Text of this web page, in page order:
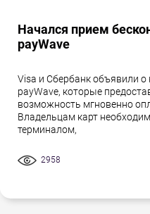
Начался прием
payWave
Visa и Сбербанк объявили о
payWave, которые
возможность мгновенно
Владельцам карт
терминалом,
2958